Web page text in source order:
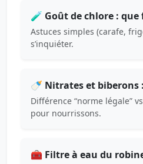
🧪 Goût de chlore : que
Astuces simples (carafe,
s’inquiéter.
🍼 Nitrates et biberons
Différence “norme légale”
pour nourrissons.
🧰 Filtre à eau du